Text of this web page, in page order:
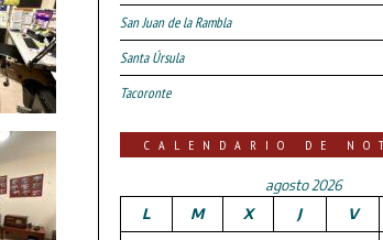
San Juan de la Rambla
Santa Úrsula
Tacoronte
CALENDARIO DE
agosto 2026
L
M X J V